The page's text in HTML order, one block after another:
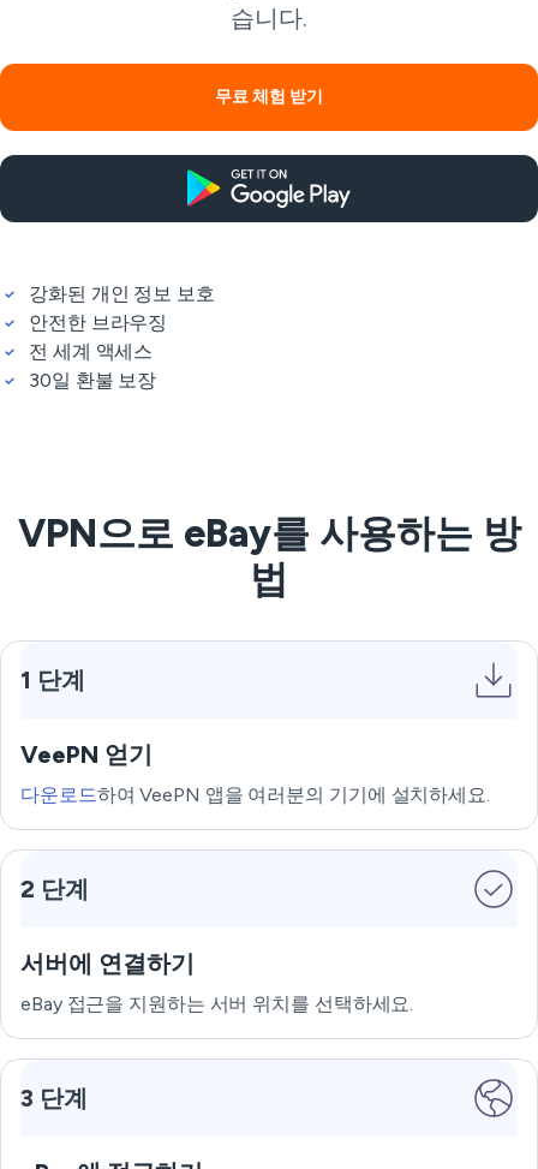
습니다.
무료 체험 받기
강화된 개인 정보 보호
안전한 브라우징
전 세계 액세스
30일 환불 보장
VPN으로 eBay를 사용하는 방
법
1 단계
VeePN 얻기
다운로드하여 VeePN 앱을 여러분의 기기에 설치하세요.
2 단계
서버에 연결하기
eBay 접근을 지원하는 서버 위치를 선택하세요.
3 단계